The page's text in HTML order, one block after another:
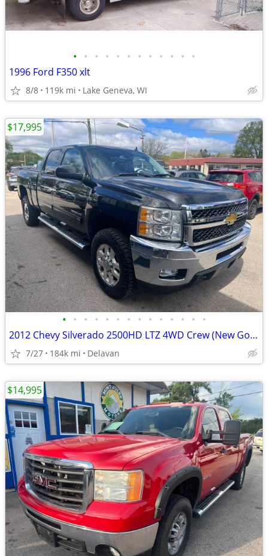
• • • • • • • • • • • •
1996 Ford F350 xlt
8/8 119k mi Lake Geneva, WI
• • • • • • • • • • • • • •
2012 Chevy Silverado 2500HD LTZ 4WD Crew (New Goodyear Wranglers!)
7/27 184k mi Delavan
$17,995
$14,995